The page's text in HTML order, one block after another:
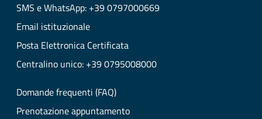
SMS e WhatsApp: +39 0797000669
Email istituzionale
Posta Elettronica Certificata
Centralino unico: +39 0795008000
Domande frequenti (FAQ)
Prenotazione appuntamento